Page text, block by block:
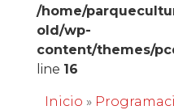
/home/
old/wp-
content/themes/
line 16
Inicio »